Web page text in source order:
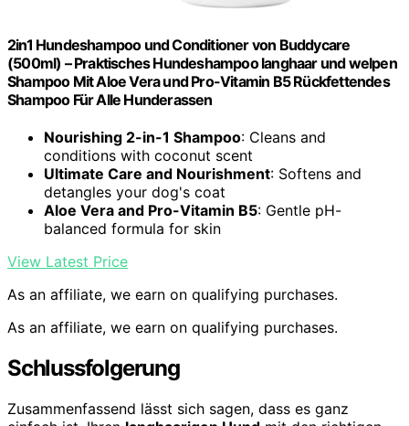
2in1 Hundeshampoo und Conditioner von Buddycare
(500ml) – Praktisches Hundeshampoo langhaar und welpen
Shampoo Mit Aloe Vera und Pro-Vitamin B5 Rückfettendes
Shampoo Für Alle Hunderassen
Nourishing 2-in-1 Shampoo: Cleans and
conditions with coconut scent
Ultimate Care and Nourishment: Softens and
detangles your dog's coat
Aloe Vera and Pro-Vitamin B5: Gentle pH-
balanced formula for skin
View Latest Price
As an affiliate, we earn on qualifying purchases.
As an affiliate, we earn on qualifying purchases.
Schlussfolgerung
Zusammenfassend lässt sich sagen, dass es ganz